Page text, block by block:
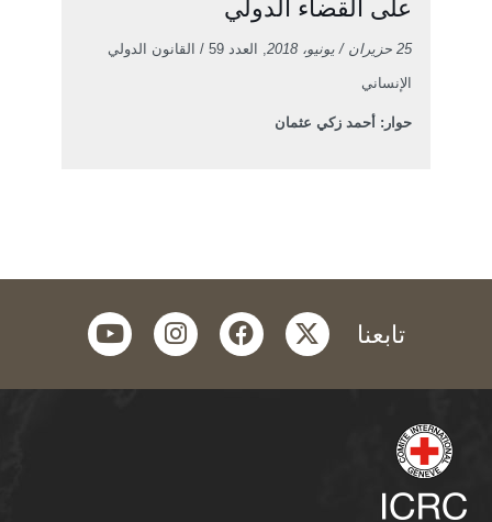
على القضاء الدولي
25 حزيران / يونيو، 2018 , العدد 59 / القانون الدولي
الإنساني
حوار: أحمد زكي عثمان
تابعنا twitter
facebook
instagram
youtube